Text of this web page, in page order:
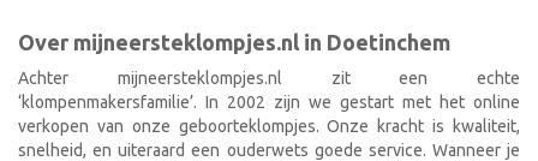
Over mijneersteklompjes.nl in Doetinchem
Achter mijneersteklompjes.nl zit een echte
‘klompenmakersfamilie’. In 2002 zijn we gestart met het online
verkopen van onze geboorteklompjes. Onze kracht is kwaliteit,
snelheid, en uiteraard een ouderwets goede service. Wanneer je